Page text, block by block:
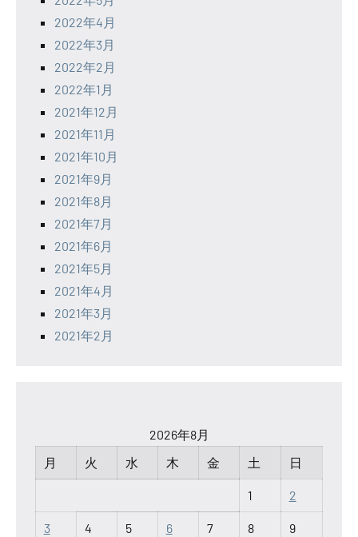
2022年4月
2022年3月
2022年2月
2022年1月
2021年12月
2021年11月
2021年10月
2021年9月
2021年8月
2021年7月
2021年6月
2021年5月
2021年4月
2021年3月
2021年2月
2026年8月
月
火 水 木 金 土 日
1 2
3 4 5 6 7 8 9